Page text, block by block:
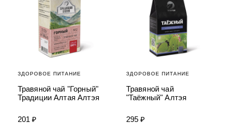
ЗДОРОВОЕ ПИТАНИЕ
Травяной чай "Горный"
Традиции Алтая Алтэя
201 ₽
ЗДОРОВОЕ ПИТАНИЕ
Травяной чай
"Таёжный" Алтэя
295 ₽